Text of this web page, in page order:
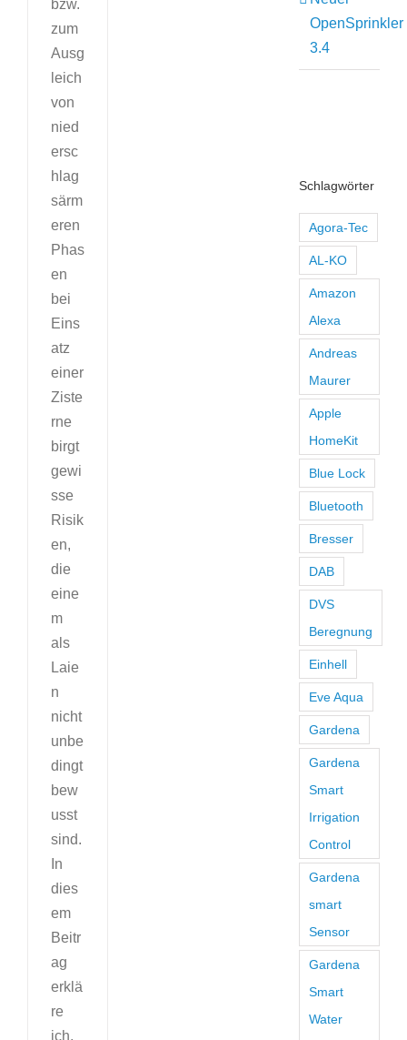
bzw.
zum
Ausg
leich
von
nied
ersc
hlag
särm
eren
Phas
en
bei
Eins
atz
einer
Ziste
rne
birgt
gewi
sse
Risik
en,
die
eine
m
als
Laie
n
nicht
unbe
dingt
bew
usst
sind.
In
dies
em
Beitr
ag
erklä
re
ich,
OpenSprinkler
3.4
Schlagwörter
Agora-Tec
AL-KO
Amazon
Alexa
Andreas
Maurer
Apple
HomeKit
Blue Lock
Bluetooth
Bresser
DAB
DVS
Beregnung
Einhell
Eve Aqua
Gardena
Gardena
Smart
Irrigation
Control
Gardena
smart
Sensor
Gardena
Smart
Water